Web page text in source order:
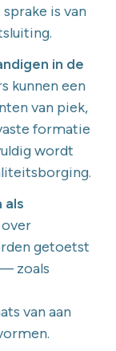
is van
in de
kunnen een
van piek,
formatie
wordt
als
over
getoetst
zoals
van aan